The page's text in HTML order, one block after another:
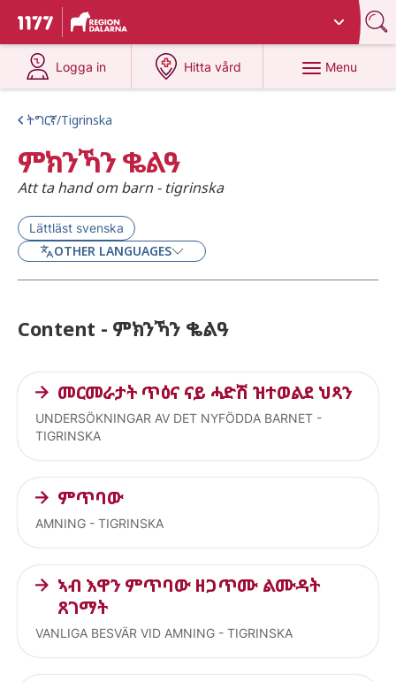
To start page for 1177
Du har valt region
Logga in
at 1177.se
Hitta vård
at 1177.se
Menu
ትግርኛ/Tigrinska
ምክንኻን ቈልዓ
Att ta hand om barn - tigrinska
Lättläst svenska
OTHER LANGUAGES
Content - ምክንኻን ቈልዓ
መርመራታት ጥዕና ናይ ሓድሽ ዝተወልደ ህጻን
UNDERSÖKNINGAR AV DET NYFÖDDA BARNET -
TIGRINSKA
ምጥባው
AMNING - TIGRINSKA
ኣብ እዋን ምጥባው ዘጋጥሙ ልሙዳት
ጸገማት
VANLIGA BESVÄR VID AMNING - TIGRINSKA